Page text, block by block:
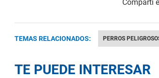
TEMAS RELACIONADOS: PERROS
TE PUEDE INTERESAR